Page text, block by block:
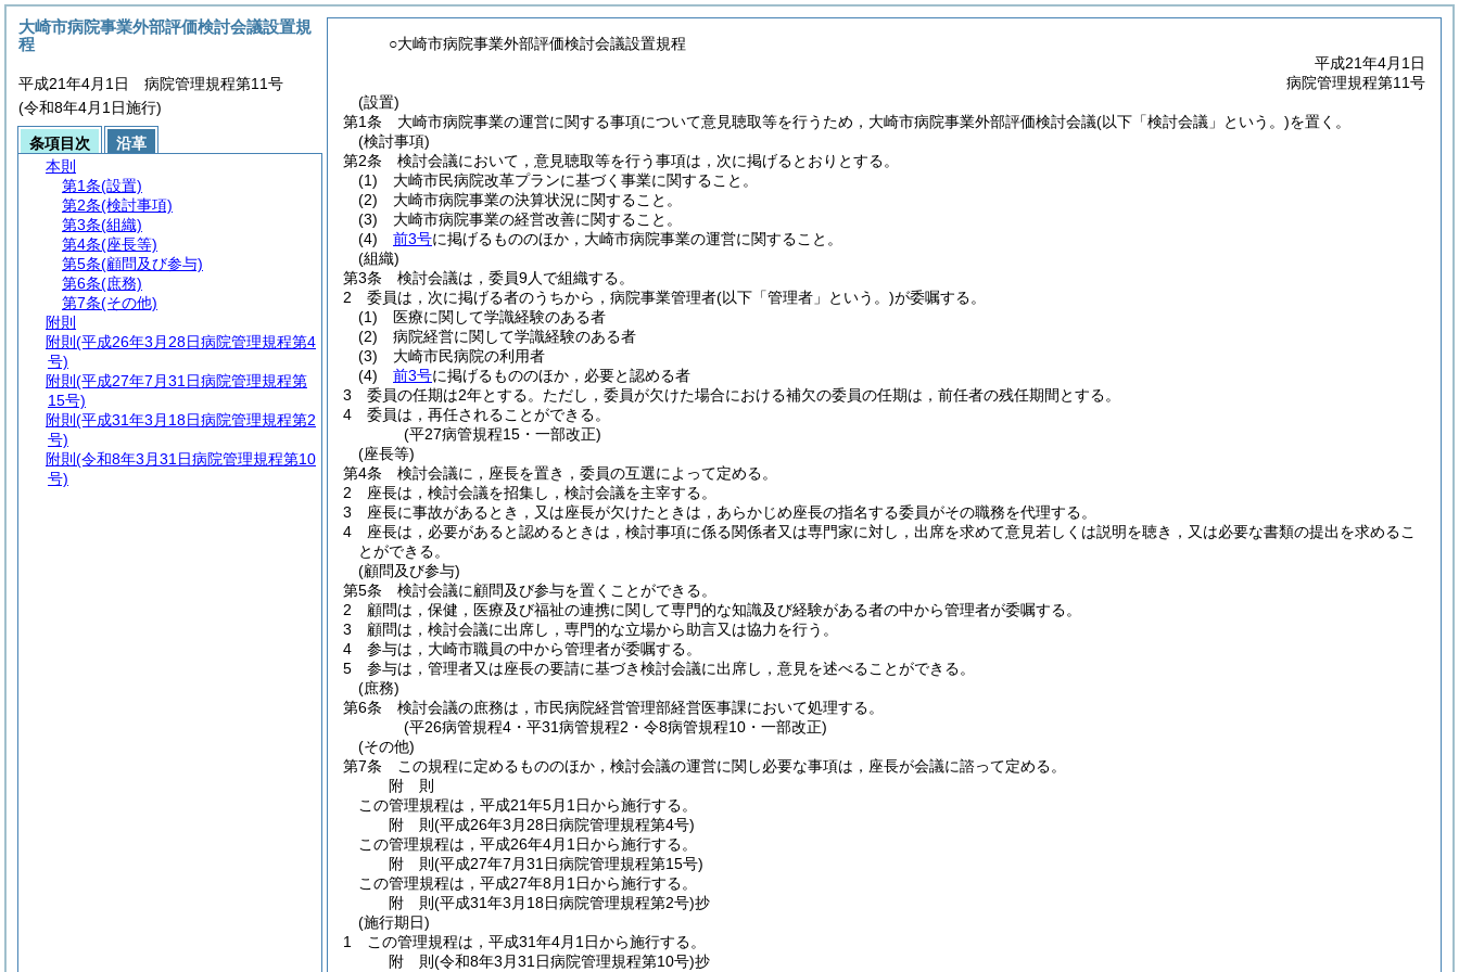
○大崎市病院事業外部評価検討会議設置規程
平成21年4月1日
病院管理規程第11号
(設置)
第1条
大崎市病院事業の運営に関する事項について意見聴取等を行うため，大崎市病院事業外部評価検討会議(以下「検討会議」という。)を置く。
(検討事項)
第2条
検討会議において，意見聴取等を行う事項は，次に掲げるとおりとする。
(1)
大崎市民病院改革プランに基づく事業に関すること。
(2)
大崎市病院事業の決算状況に関すること。
(3)
大崎市病院事業の経営改善に関すること。
(4)
前3号に掲げるもののほか，大崎市病院事業の運営に関すること。
(組織)
第3条
検討会議は，委員9人で組織する。
2
委員は，次に掲げる者のうちから，病院事業管理者(以下「管理者」という。)が委嘱する。
(1)
医療に関して学識経験のある者
(2)
病院経営に関して学識経験のある者
(3)
大崎市民病院の利用者
(4)
前3号に掲げるもののほか，必要と認める者
3
委員の任期は2年とする。 ただし，委員が欠けた場合における補欠の委員の任期は，前任者の残任期間とする。
4
委員は，再任されることができる。
(平27病管規程15・一部改正)
(座長等)
第4条
検討会議に，座長を置き，委員の互選によって定める。
2
座長は，検討会議を招集し，検討会議を主宰する。
3
座長に事故があるとき，又は座長が欠けたときは，あらかじめ座長の指名する委員がその職務を代理する。
4
座長は，必要があると認めるときは，検討事項に係る関係者又は専門家に対し，出席を求めて意見若しくは説明を聴き，又は必要な書類の提出を求めるこ
とができる。
(顧問及び参与)
第5条
検討会議に顧問及び参与を置くことができる。
2
顧問は，保健，医療及び福祉の連携に関して専門的な知識及び経験がある者の中から管理者が委嘱する。
3
顧問は，検討会議に出席し，専門的な立場から助言又は協力を行う。
4
参与は，大崎市職員の中から管理者が委嘱する。
5
参与は，管理者又は座長の要請に基づき検討会議に出席し，意見を述べることができる。
(庶務)
第6条
検討会議の庶務は，市民病院経営管理部経営医事課において処理する。
(平26病管規程4・平31病管規程2・令8病管規程10・一部改正)
(その他)
第7条
この規程に定めるもののほか，検討会議の運営に関し必要な事項は，座長が会議に諮って定める。
附 則
この管理規程は，平成21年5月1日から施行する。
附 則(平成26年3月28日病院管理規程第4号)
この管理規程は，平成26年4月1日から施行する。
附 則(平成27年7月31日病院管理規程第15号)
この管理規程は，平成27年8月1日から施行する。
附 則(平成31年3月18日病院管理規程第2号)抄
(施行期日)
1
この管理規程は，平成31年4月1日から施行する。
附 則(令和8年3月31日病院管理規程第10号)抄
大崎市病院事業外部評価検討会議設置規
程
平成21年4月1日 病院管理規程第11号
(令和8年4月1日施行)
条項目次
沿革
本則
第1条(設置)
第2条(検討事項)
第3条(組織)
第4条(座長等)
第5条(顧問及び参与)
第6条(庶務)
第7条(その他)
附則
附則 (平成26年3月28日病院管理規程第4
号)
附則 (平成27年7月31日病院管理規程第
15号)
附則 (平成31年3月18日病院管理規程第2
号)
附則 (令和8年3月31日病院管理規程第10
号)